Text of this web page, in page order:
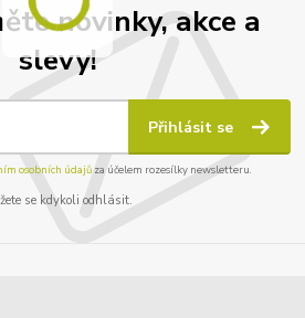
novinky, akce a
slevy!
Přihlásit se
osobních údajůza účelem rozesílky newsletteru.
se kdykoli odhlásit.